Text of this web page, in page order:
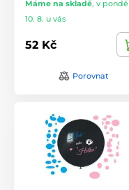
Máme na skladě, v
10. 8. u vás
52 Kč
Porovnat